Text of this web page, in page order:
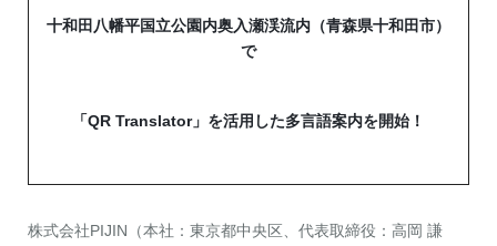
十和田八幡平国立公園内奥入瀬渓流内（青森県十和田市）
で
「QR Translator」を活用した多言語案内を開始！
株式会社PIJIN（本社：東京都中央区、代表取締役：高岡 謙